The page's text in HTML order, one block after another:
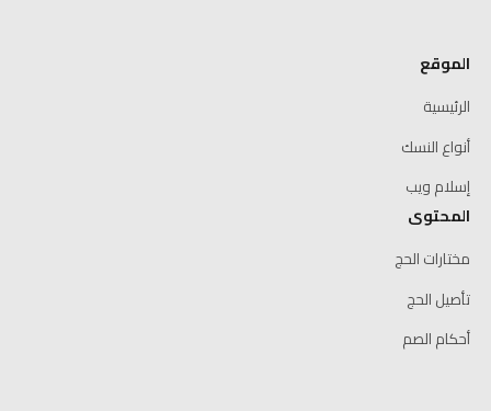
الموقع
الرئيسية
أنواع النسك
إسلام ويب
المحتوى
مختارات الحج
تأصيل الحج
أحكام الصم